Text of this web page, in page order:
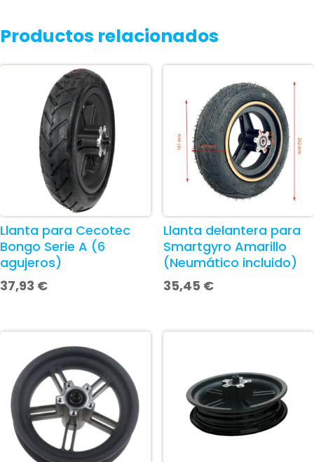
Productos relacionados
Llanta para Cecotec
Bongo Serie A (6
agujeros)
37,93 €
Llanta delantera para
Smartgyro Amarillo
(Neumático incluido)
35,45 €